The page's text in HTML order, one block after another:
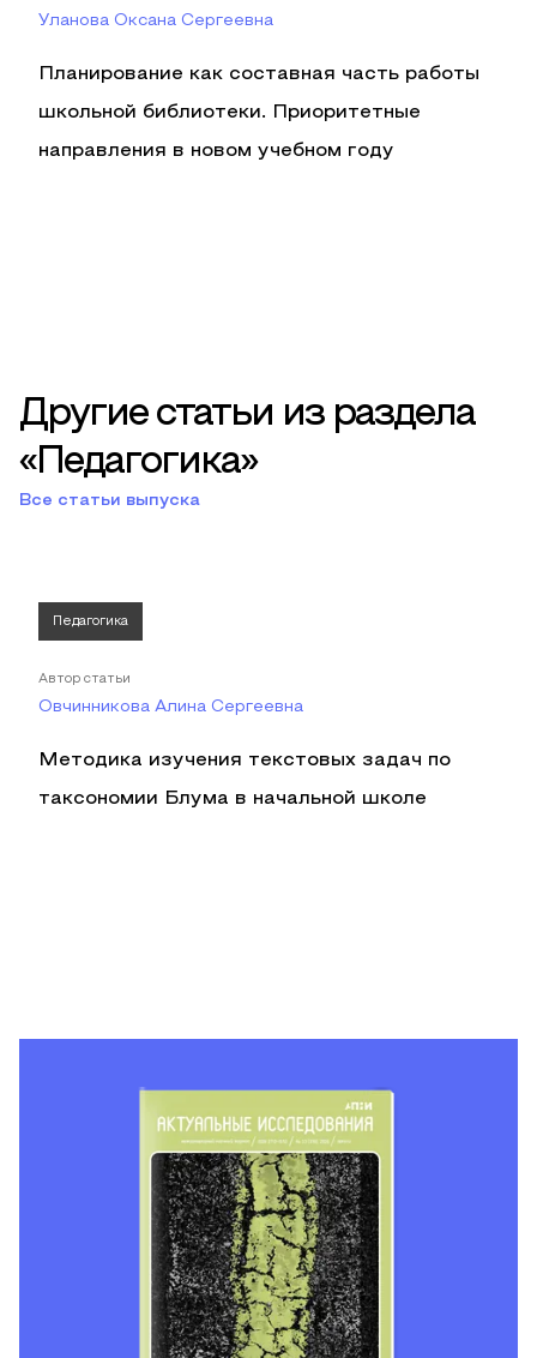
Уланова Оксана Сергеевна
Планирование как составная часть работы
школьной библиотеки. Приоритетные
направления в новом учебном году
Другие статьи из раздела
«Педагогика»
Все статьи выпуска
Педагогика
Автор статьи
Овчинникова Алина Сергеевна
Методика изучения текстовых задач по
таксономии Блума в начальной школе